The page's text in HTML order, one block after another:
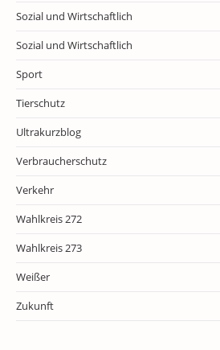
Sozial und Wirtschaftlich
Sozial und Wirtschaftlich
Sport
Tierschutz
Ultrakurzblog
Verbraucherschutz
Verkehr
Wahlkreis 272
Wahlkreis 273
Weißer
Zukunft